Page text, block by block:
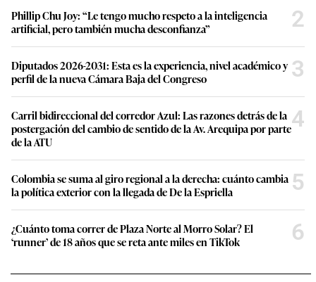
Phillip Chu Joy: “Le tengo mucho respeto a la inteligencia
artificial, pero también mucha desconfianza”
2
Diputados 2026-2031: Esta es la experiencia, nivel académico y
perfil de la nueva Cámara Baja del Congreso
3
Carril bidireccional del corredor Azul: Las razones detrás de la
postergación del cambio de sentido de la Av. Arequipa por parte
de la ATU
4
Colombia se suma al giro regional a la derecha: cuánto cambia
la política exterior con la llegada de De la Espriella
5
¿Cuánto toma correr de Plaza Norte al Morro Solar? El
‘runner’ de 18 años que se reta ante miles en TikTok
6